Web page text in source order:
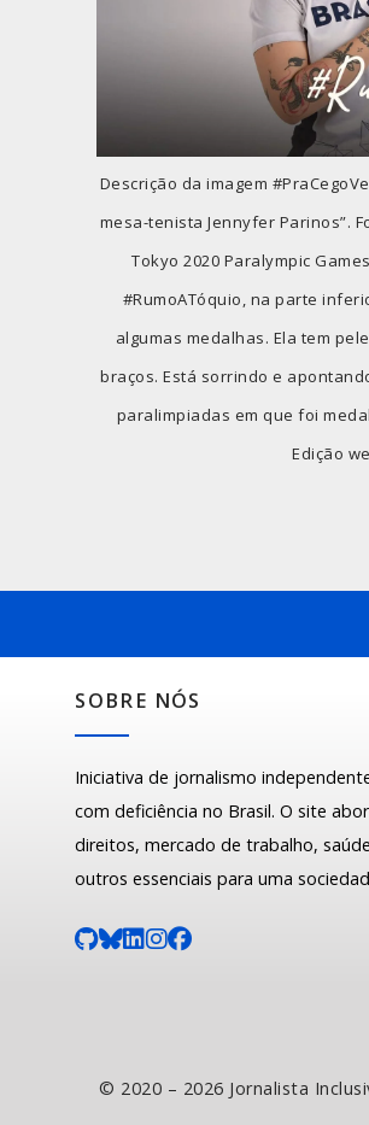
Descrição da imagem
mesa-tenista Jennyfer Parinos”.
Tokyo 2020 Paralympic
#RumoATóquio, na parte
algumas medalhas. Ela tem
braços. Está sorrindo e
paralimpiadas em que foi
Edição
SOBRE NÓS
Iniciativa de jornalismo
com deficiência no Brasil. O site
direitos, mercado de trabalho,
outros essenciais para uma
© 2020 – 2026 Jornalista